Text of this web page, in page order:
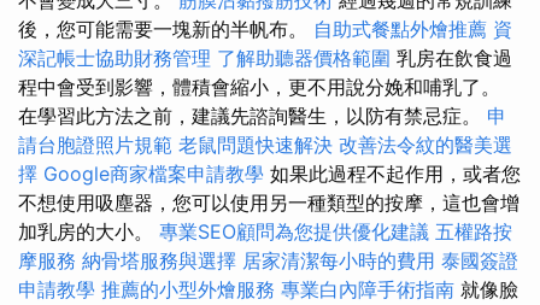
後，您可能需要一塊新的半帆布。 自助式餐點外燴推薦 資
深記帳士協助財務管理 了解助聽器價格範圍 乳房在飲食過
程中會受到影響，體積會縮小，更不用說分娩和哺乳了。
在學習此方法之前，建議先諮詢醫生，以防有禁忌症。 申
請台胞證照片規範 老鼠問題快速解決 改善法令紋的醫美選
擇 Google商家檔案申請教學 如果此過程不起作用，或者您
不想使用吸塵器，您可以使用另一種類型的按摩，這也會增
加乳房的大小。 專業SEO顧問為您提供優化建議 五權路按
摩服務 納骨塔服務與選擇 居家清潔每小時的費用 泰國簽證
申請教學 推薦的小型外燴服務 專業白內障手術指南 就像臉